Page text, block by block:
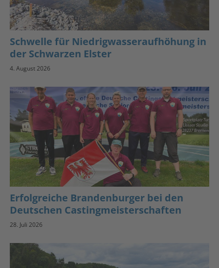
Schwelle für Niedrigwasseraufhöhung in
der Schwarzen Elster
4. August 2026
Erfolgreiche Brandenburger bei den
Deutschen Castingmeisterschaften
28. Juli 2026